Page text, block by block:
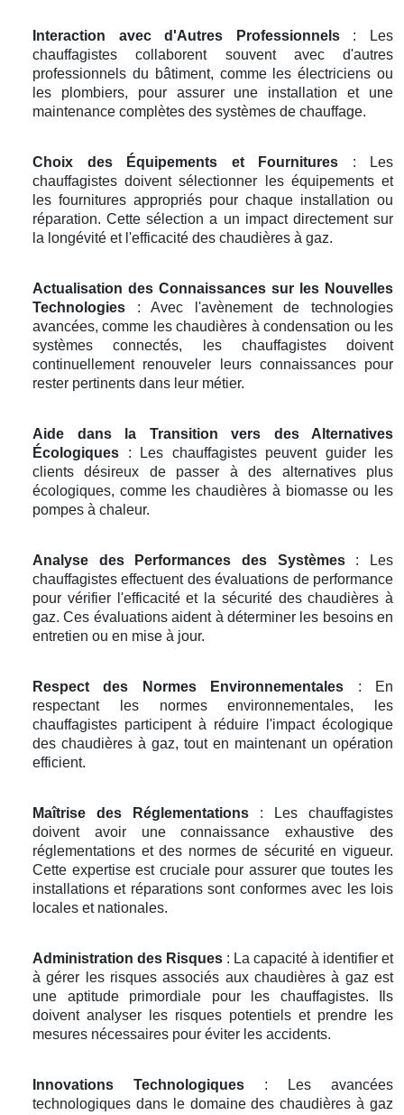
Interaction avec d'Autres Professionnels: Les
chauffagistes collaborent souvent avec d'autres
professionnels du bâtiment, comme les électriciens ou
les plombiers, pour assurer une installation et une
maintenance complètes des systèmes de chauffage.
Choix des Équipements et Fournitures : Les
chauffagistes doivent sélectionner les équipements et
les fournitures appropriés pour chaque installation ou
réparation. Cette sélection a un impact directement sur
la longévité et l'efficacité des chaudières à gaz.
Actualisation des Connaissances sur les Nouvelles
Technologies : Avec l'avènement de technologies
avancées, comme les chaudières à condensation ou les
systèmes connectés, les chauffagistes doivent
continuellement renouveler leurs connaissances pour
rester pertinents dans leur métier.
Aide dans la Transition vers des Alternatives
Écologiques : Les chauffagistes peuvent guider les
clients désireux de passer à des alternatives plus
écologiques, comme les chaudières à biomasse ou les
pompes à chaleur.
Analyse des Performances des Systèmes: Les
chauffagistes effectuent des évaluations de performance
pour vérifier l'efficacité et la sécurité des chaudières à
gaz. Ces évaluations aident à déterminer les besoins en
entretien ou en mise à jour.
Respect des Normes Environnementales : En
respectant les normes environnementales, les
chauffagistes participent à réduire l'impact écologique
des chaudières à gaz, tout en maintenant un opération
efficient.
Maîtrise des Réglementations : Les chauffagistes
doivent avoir une connaissance exhaustive des
réglementations et des normes de sécurité en vigueur.
Cette expertise est cruciale pour assurer que toutes les
installations et réparations sont conformes avec les lois
locales et nationales.
Administration des Risques : La capacité à identifier et
à gérer les risques associés aux chaudières à gaz est
une aptitude primordiale pour les chauffagistes. Ils
doivent analyser les risques potentiels et prendre les
mesures nécessaires pour éviter les accidents.
Innovations Technologiques : Les avancées
technologiques dans le domaine des chaudières à gaz